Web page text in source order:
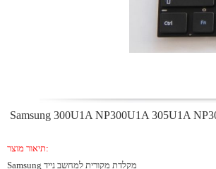
תיאור מוצר:
Samsung מקלדת מקורית למחשב נייד